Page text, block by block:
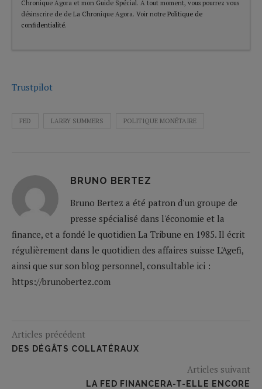
Chronique Agora et mon Guide Spécial. A tout moment, vous pourrez vous
désinscrire de de La Chronique Agora. Voir notre Politique de
confidentialité.
Trustpilot
FED LARRY SUMMERS POLITIQUE MONÉTAIRE
BRUNO BERTEZ
Bruno Bertez a été patron d'un groupe de
presse spécialisé dans l'économie et la
finance, et a fondé le quotidien La Tribune en 1985. Il écrit
régulièrement dans le quotidien des affaires suisse L'Agefi,
ainsi que sur son blog personnel, consultable ici :
https://brunobertez.com
Articles précédent
DES DÉGÂTS COLLATÉRAUX
Articles suivant
LA FED FINANCERA-T-ELLE ENCORE